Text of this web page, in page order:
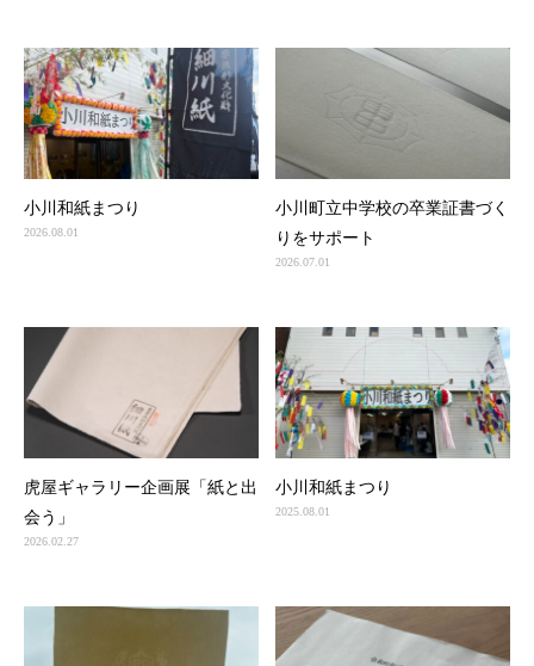
小川和紙まつり
2026.08.01
小川町立中学校の卒業証書づく
りをサポート
2026.07.01
虎屋ギャラリー企画展「紙と出
会う」
2026.02.27
小川和紙まつり
2025.08.01